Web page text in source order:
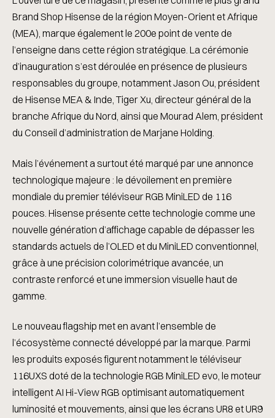
Brand Shop Hisense de la région Moyen-Orient et Afrique
(MEA), marque également le 200e point de vente de
l’enseigne dans cette région stratégique. La cérémonie
d’inauguration s’est déroulée en présence de plusieurs
responsables du groupe, notamment Jason Ou, président
de Hisense MEA & Inde, Tiger Xu, directeur général de la
branche Afrique du Nord, ainsi que Mourad Alem, président
du Conseil d’administration de Marjane Holding.
Mais l’événement a surtout été marqué par une annonce
technologique majeure : le dévoilement en première
mondiale du premier téléviseur RGB MiniLED de 116
pouces. Hisense présente cette technologie comme une
nouvelle génération d’affichage capable de dépasser les
standards actuels de l’OLED et du MiniLED conventionnel,
grâce à une précision colorimétrique avancée, un
contraste renforcé et une immersion visuelle haut de
gamme.
Le nouveau flagship met en avant l’ensemble de
l’écosystème connecté développé par la marque. Parmi
les produits exposés figurent notamment le téléviseur
116UXS doté de la technologie RGB MiniLED evo, le moteur
intelligent AI Hi-View RGB optimisant automatiquement
luminosité et mouvements, ainsi que les écrans UR8 et UR9